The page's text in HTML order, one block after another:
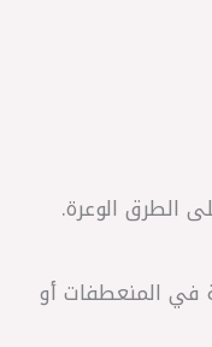
الطرق الوعرة.
في المنعطفات أو